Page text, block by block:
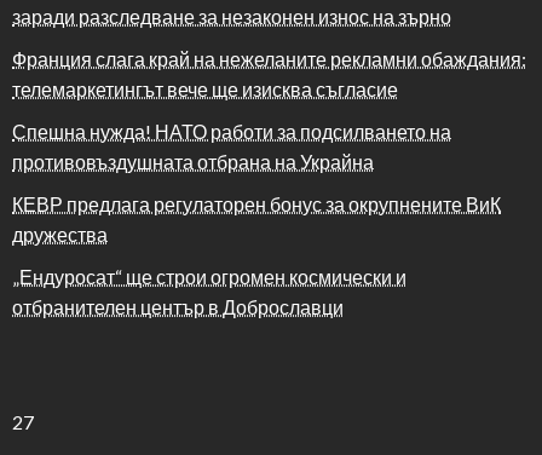
заради разследване за незаконен износ на зърно
Франция слага край на нежеланите рекламни обаждания:
телемаркетингът вече ще изисква съгласие
Спешна нужда! НАТО работи за подсилването на
противовъздушната отбрана на Украйна
КЕВР предлага регулаторен бонус за окрупнените ВиК
дружества
„Ендуросат“ ще строи огромен космически и
отбранителен център в Доброславци
27